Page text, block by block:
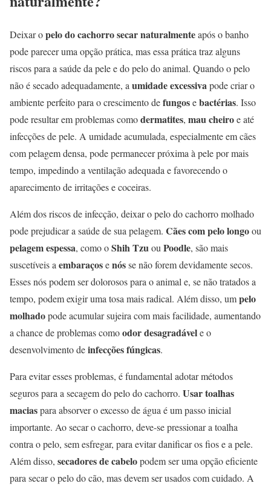
Deixar opelo do cachorro secar naturalmenteapós o banho
pode parecer uma opção prática, mas essa prática traz alguns
riscos para a saúde da pele e do pelo do animal. Quando o pelo
não é secado adequadamente, a umidade excessivapode criar o
ambiente perfeito para o crescimento defungosebactérias. Isso
pode resultar em problemas comodermatites, mau cheiroe até
infecções de pele. A umidade acumulada, especialmente em cães
com pelagem densa, pode permanecer próxima à pele por mais
tempo, impedindo a ventilação adequada e favorecendo o
aparecimento de irritações e coceiras.
Além dos riscos de infecção, deixar o pelo do cachorro molhado
pode prejudicar a saúde de sua pelagem. Cães com pelo longoou
pelagem espessa, como oShih Tzuou Poodle, são mais
suscetíveis a embaraçosenósse não forem devidamente secos.
Esses nós podem ser dolorosos para o animal e, se não tratados a
tempo, podem exigir uma tosa mais radical. Além disso, umpelo
molhadopode acumular sujeira com mais facilidade, aumentando
a chance de problemas comoodor desagradávele o
desenvolvimento deinfecções fúngicas.
Para evitar esses problemas, é fundamental adotar métodos
seguros para a secagem do pelo do cachorro. Usar toalhas
maciaspara absorver o excesso de água é um passo inicial
importante. Ao secar o cachorro, deve-se pressionar a toalha
contra o pelo, sem esfregar, para evitar danificar os fios e a pele.
Além disso, secadores de cabelopodem ser uma opção eficiente
para secar o pelo do cão, mas devem ser usados com cuidado. A